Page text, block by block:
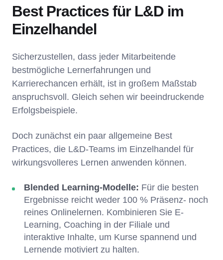
Best Practices für L&D im
Einzelhandel
Sicherzustellen, dass jeder Mitarbeitende
bestmögliche Lernerfahrungen und
Karrierechancen erhält, ist in großem Maßstab
anspruchsvoll. Gleich sehen wir beeindruckende
Erfolgsbeispiele.
Doch zunächst ein paar allgemeine Best
Practices, die L&D-Teams im Einzelhandel für
wirkungsvolleres Lernen anwenden können.
Blended Learning-Modelle: Für die besten
Ergebnisse reicht weder 100 % Präsenz- noch
reines Onlinelernen. Kombinieren Sie E-
Learning, Coaching in der Filiale und
interaktive Inhalte, um Kurse spannend und
Lernende motiviert zu halten.